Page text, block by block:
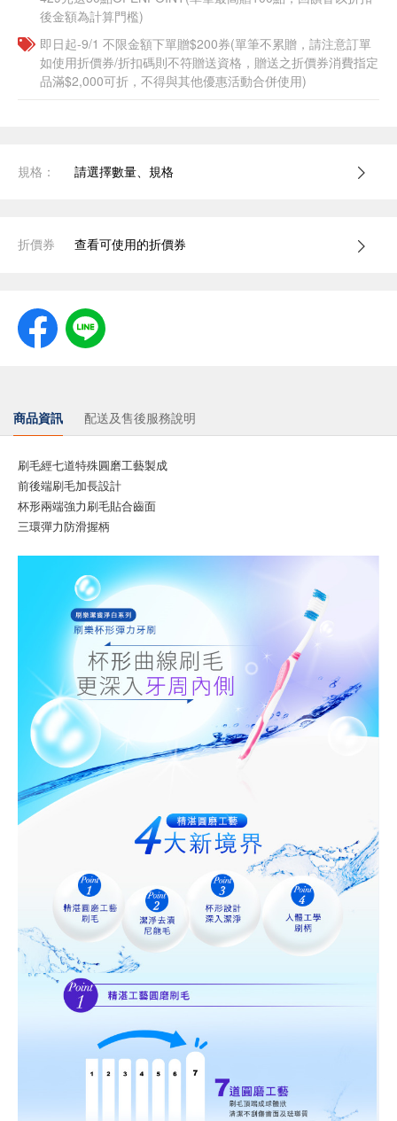
後金額為計算門檻)
即日起-9/1 不限金額下單贈$200券(單筆不累贈，請注意訂單
如使用折價券/折扣碼則不符贈送資格，贈送之折價券消費指定
品滿$2,000可折，不得與其他優惠活動合併使用)
規格： 請選擇數量、規格
折價券 查看可使用的折價券
商品資訊 配送及售後服務說明
刷毛經七道特殊圓磨工藝製成
前後端刷毛加長設計
杯形兩端強力刷毛貼合齒面
三環彈力防滑握柄